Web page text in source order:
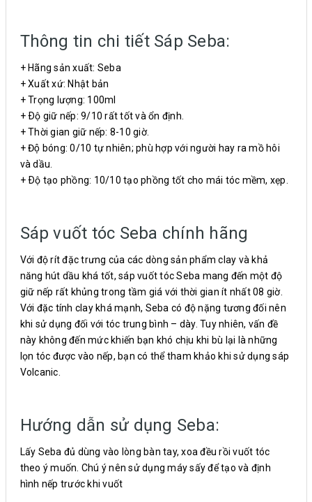
Thông tin chi tiết Sáp Seba:
+ Hãng sản xuất: Seba
+ Xuất xứ: Nhật bản
+ Trọng lượng: 100ml
+ Ðộ giữ nếp: 9/10 rất tốt và ổn định.
+ Thời gian giữ nếp: 8-10 giờ.
+ Độ bóng: 0/10 tự nhiên; phù hợp với người hay ra mồ hôi
và dầu.
+ Ðộ tạo phồng: 10/10 tạo phồng tốt cho mái tóc mềm, xẹp.
Sáp vuốt tóc Seba chính hãng
Với độ rít đặc trưng của các dòng sản phẩm clay và khả
năng hút dầu khá tốt, sáp vuốt tóc Seba mang đến một độ
giữ nếp rất khủng trong tầm giá với thời gian ít nhất 08 giờ.
Với đặc tính clay khá mạnh, Seba có độ nặng tương đối nên
khi sử dụng đối với tóc trung bình – dày. Tuy nhiên, vấn đề
này không đến mức khiến bạn khó chịu khi bù lại là những
lọn tóc được vào nếp, bạn có thể tham khảo khi sử dụng sáp
Volcanic.
Hướng dẫn sử dụng Seba:
Lấy Seba đủ dùng vào lòng bàn tay, xoa đều rồi vuốt tóc
theo ý muốn. Chú ý nên sử dụng máy sấy để tạo và định
hình nếp trước khi vuốt